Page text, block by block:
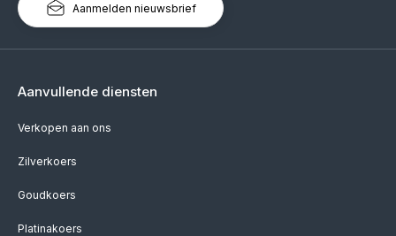
Aanmelden nieuwsbrief
Aanvullende diensten
Verkopen aan ons
Zilverkoers
Goudkoers
Platinakoers